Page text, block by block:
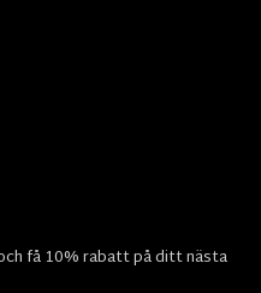
få 10% rabatt på ditt nästa